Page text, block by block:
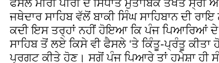
ਫੈਸਲੇ ਮੀਰੀ ਪੀਰੀ ਦੇ ਸਿਧਾਂਤ ਮੁਤਾਬਿਕ ਤਖਤ ਸ੍ਰੀ
ਜਥੇਦਾਰ ਸਾਹਿਬ ਵੱਲੋਂ ਬਾਕੀ ਸਿੰਘ ਸਾਹਿਬਾਨ ਦੀ
ਕਦੀ ਇਸ ਤਰ੍ਹਾਂ ਨਹੀਂ ਹੋਇਆ ਕਿ ਪੰਜ ਪਿਆਰਿਆਂ
ਸਾਹਿਬ ਤੋਂ ਲਏ ਕਿਸੇ ਵੀ ਫੈਸਲੇ ‘ਤੇ ਕਿੰਤੂ-ਪ੍ਰੰਤੂ
ਪ੍ਰਗਟ ਕੀਤੇ ਹੋਣ। ਸਗੋਂ ਪੰਜ ਪਿਆਰੇ ਤਾਂ ਹਮੇਸ਼ਾ ਹੀ